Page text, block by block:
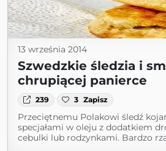
13 września 2014
Szwedzkie śledzia i
chrupiącej panierce
239 3 Zapisz
Przeciętnemu Polakowi śledź
specjałami w oleju z dodatkiem
cebulki lub rodzynkami. Bardzo